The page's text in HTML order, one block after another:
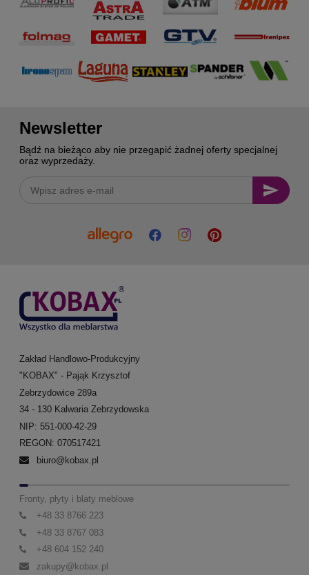
Newsletter
Bądź na bieżąco aby nie przegapić żadnej oferty specjalnej
oraz wyprzedaży.
Zakład Handlowo-Produkcyjny
"KOBAX" - Pająk Krzysztof
Zebrzydowice 289a
34 - 130 Kalwaria Zebrzydowska
NIP: 551-000-42-29
REGON: 070517421
biuro@kobax.pl
Fronty, płyty i blaty meblowe
+48 33 8766 223
+48 33 8767 083
+48 604 152 240
zakupy@kobax.pl